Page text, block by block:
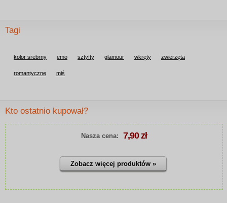
Tagi
kolor srebrny emo sztyfty glamour wkręty zwierzęta
romantyczne miś
Kto ostatnio kupował?
Nasza cena: 7,90 zł
Zobacz więcej produktów »